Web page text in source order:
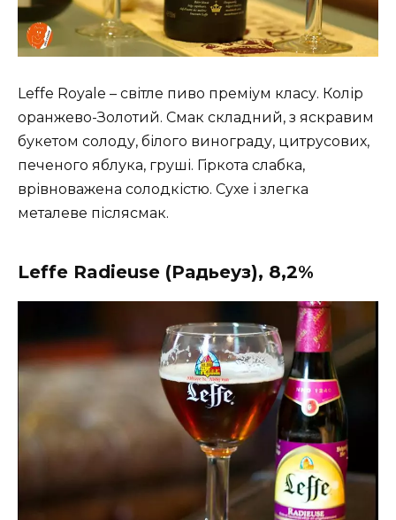
Leffe Royale – світле пиво преміум класу. Колір
оранжево-Золотий. Смак складний, з яскравим
букетом солоду, білого винограду, цитрусових,
печеного яблука, груші. Гіркота слабка,
врівноважена солодкістю. Сухе і злегка
металеве післясмак.
Leffe Radieuse (Радьеуз), 8,2%